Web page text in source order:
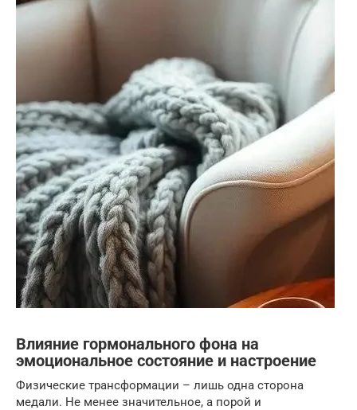
Влияние гормонального фона на
эмоциональное состояние и настроение
Физические трансформации – лишь одна сторона
медали. Не менее значительное, а порой и